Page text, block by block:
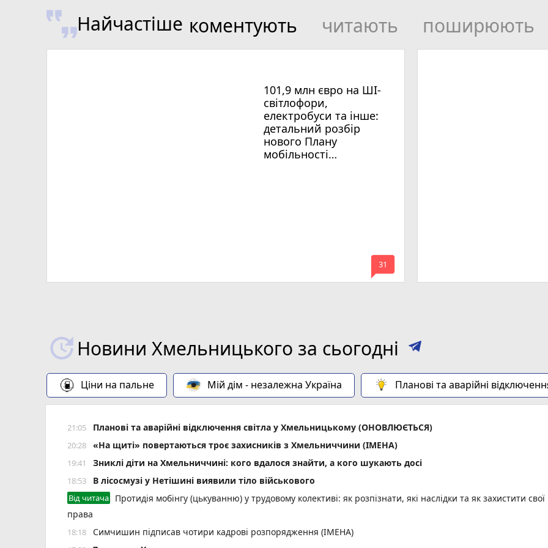
Найчастіше коментують читають поширюють
101,9 млн євро на ШІ-
світлофори,
електробуси та інше:
детальний розбір
нового Плану
мобільності
mode_comment
31
Новини Хмельницького за сьогодні
Ціни на пальне Мій дім - незалежна Україна Планові та аварійні
21:05 Планові та аварійні відключення світла у Хмельницькому (ОНОВЛЮЄТЬСЯ)
20:28 «На щиті» повертаються троє захисників з Хмельниччини (ІМЕНА)
19:41 Зниклі діти на Хмельниччині: кого вдалося знайти, а кого шукають досі
18:53 В лісосмузі у Нетішині виявили тіло військового
Від читача
Протидія мобінгу (цькуванню) у трудовому колективі: як розпізнати, які наслідки та як захистити свої
права
18:18 Симчишин підписав чотири кадрові розпорядження (ІМЕНА)